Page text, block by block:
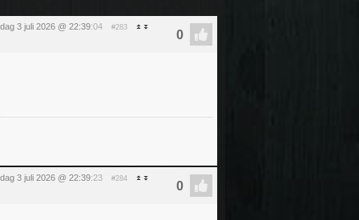
3 juli 2026 @ 22:39:04 #283
3 juli 2026 @ 22:39:23 #284